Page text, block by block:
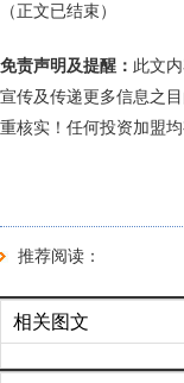
（正文已结束）
免责声明及提醒： 此文
宣传及传递更多信息之
重核实！任何投资加盟
推荐阅读：
相关图文